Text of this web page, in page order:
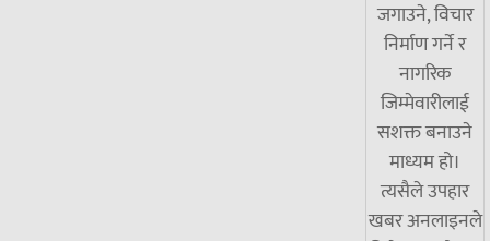
जगाउने, विचार
निर्माण गर्ने र
नागरिक
जिम्मेवारीलाई
सशक्त बनाउने
माध्यम हो।
त्यसैले उपहार
खबर अनलाइनले